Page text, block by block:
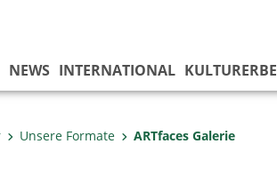
NEWS INTERNATIONAL KULTURERBE
Unsere Formate ARTfaces Galerie